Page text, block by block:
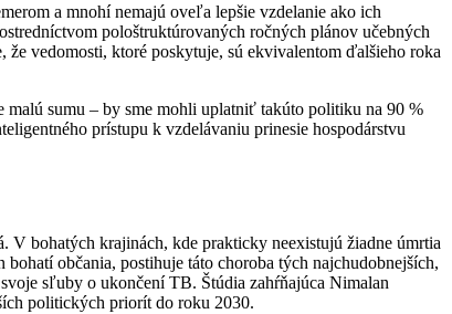
a mnohí nemajú oveľa lepšie vzdelanie ako ich
pološtruktúrovaných ročných plánov učebných
vedomosti, ktoré poskytuje, sú ekvivalentom ďalšieho roka
sumu – by sme mohli uplatniť takúto politiku na 90 %
prístupu k vzdelávaniu prinesie hospodárstvu
bohatých krajinách, kde prakticky neexistujú žiadne úmrtia
občania, postihuje táto choroba tých najchudobnejších,
sľuby o ukončení TB. Štúdia zahŕňajúca Nimalan
politických priorít do roku 2030.